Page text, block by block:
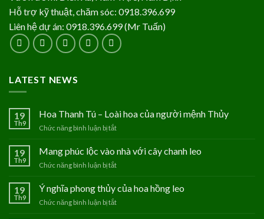
Hỗ trợ kỹ thuật, chăm sóc: 0918.396.699
Liên hệ dự án: 0918.396.699 (Mr Tuấn)
LATEST NEWS
19
Th9
Hoa Thanh Tú – Loài hoa của người mệnh Thủy
Chức năng bình luận bị tắt
Thanh
hoa
19
Th9
Mang phúc lộc vào nhà với cây chanh leo
Chức năng bình luận bị tắt
phúc
19
Th9
Ý nghĩa phong thủy của hoa hồng leo
Chức năng bình luận bị tắt